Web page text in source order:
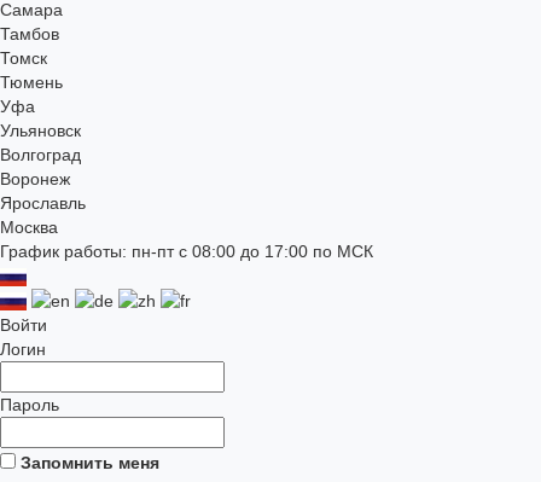
Самара
Тамбов
Томск
Тюмень
Уфа
Ульяновск
Волгоград
Воронеж
Ярославль
Москва
График работы: пн-пт с 08:00 до 17:00 по МСК
Войти
Логин
Пароль
Запомнить меня